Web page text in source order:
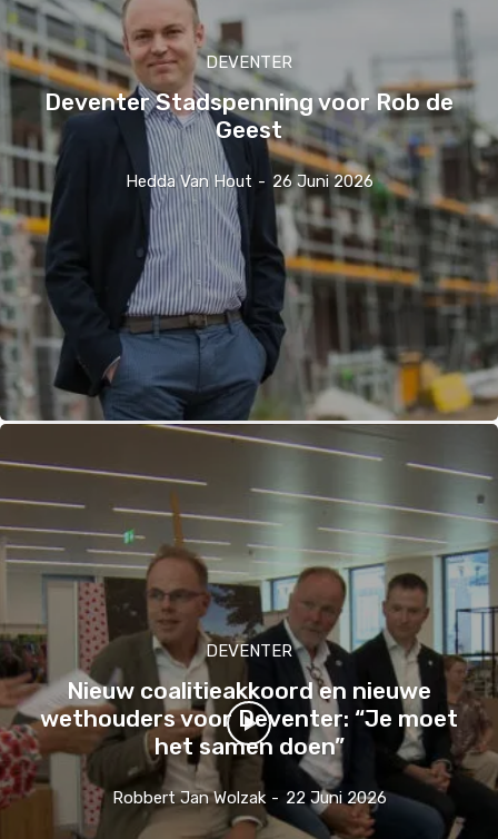
DEVENTER
Deventer Stadspenning voor Rob de
Geest
Hedda Van Hout - 26 Juni 2026
DEVENTER
Nieuw coalitieakkoord en nieuwe
wethouders voor Deventer: “Je moet
het samen doen”
Robbert Jan Wolzak - 22 Juni 2026